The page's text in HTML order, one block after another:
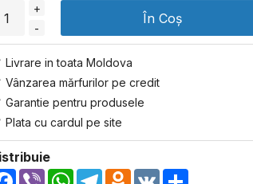
+
-
În Coș
Livrare in toata Moldova
Vânzarea mărfurilor pe credit
Garantie pentru produsele
Plata cu cardul pe site
Facebook
Viber WhatsApp
TelegramOdnoklassniki
VK